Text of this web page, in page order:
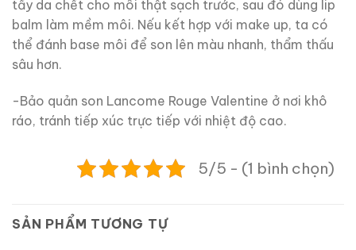
tẩy da chết cho môi thật sạch trước, sau đó dùng lip
balm làm mềm môi. Nếu kết hợp với make up, ta có
thể đánh base môi để son lên màu nhanh, thẩm thấu
sâu hơn.
-Bảo quản son Lancome Rouge Valentine ở nơi khô
ráo, tránh tiếp xúc trực tiếp với nhiệt độ cao.
5/5 - (1 bình chọn)
SẢN PHẨM TƯƠNG TỰ